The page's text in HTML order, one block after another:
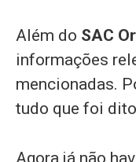
Além do SAC
informações
mencionadas.
tudo que foi
Agora já não